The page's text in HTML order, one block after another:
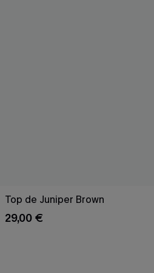
Top de Juniper Brown
29,00 €